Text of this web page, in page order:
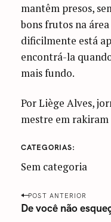
mantêm presos,
bons frutos na
dificilmente está
encontrá-la
mais fundo.
Por Liège Alves,
mestre em rakiram
CATEGORIAS
Sem categoria
P
o
POST ANTERIOR
De você não